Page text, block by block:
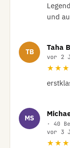
und
TB
Taha
vor 2
MS
· 40
vor 3